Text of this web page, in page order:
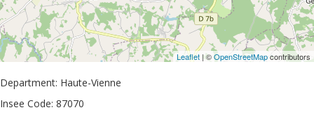
Leaflet | ©OpenStreetMapcontributors
Department: Haute-Vienne
Insee Code: 87070